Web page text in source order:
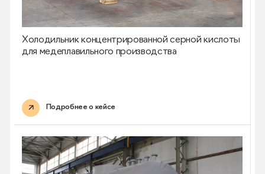
Холодильник концентрированной серной кислоты
для медеплавильного производства
Подробнее о кейсе